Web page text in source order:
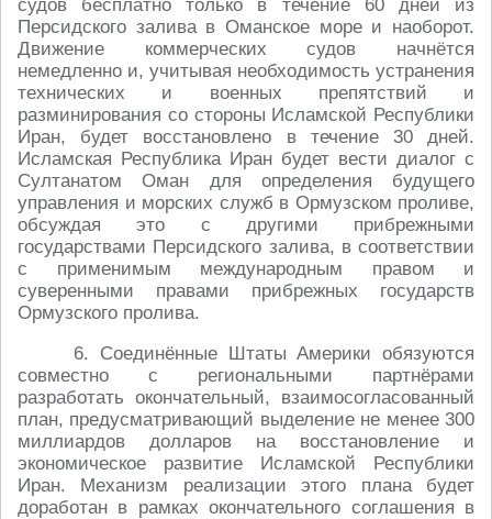
судов бесплатно только в течение 60 дней из
Персидского залива в Оманское море и наоборот.
Движение коммерческих судов начнётся
немедленно и, учитывая необходимость устранения
технических и военных препятствий и
разминирования со стороны Исламской Республики
Иран, будет восстановлено в течение 30 дней.
Исламская Республика Иран будет вести диалог с
Султанатом Оман для определения будущего
управления и морских служб в Ормузском проливе,
обсуждая это с другими прибрежными
государствами Персидского залива, в соответствии
с применимым международным правом и
суверенными правами прибрежных государств
Ормузского пролива.
6. Соединённые Штаты Америки обязуются
совместно с региональными партнёрами
разработать окончательный, взаимосогласованный
план, предусматривающий выделение не менее 300
миллиардов долларов на восстановление и
экономическое развитие Исламской Республики
Иран. Механизм реализации этого плана будет
доработан в рамках окончательного соглашения в